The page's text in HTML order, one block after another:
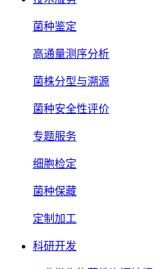
菌种鉴定
高通量测序分析
菌株分型与溯源
菌种安全性评价
专题服务
细胞检定
菌种保藏
定制加工
科研开发